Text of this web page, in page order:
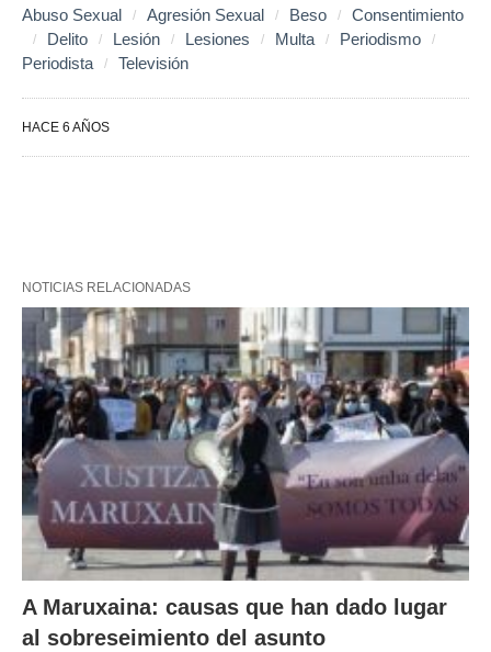
Abuso Sexual Agresión Sexual Beso
Consentimiento
Delito
Lesión Lesiones Multa
Periodismo
Periodista
Televisión
HACE 6 AÑOS
NOTICIAS RELACIONADAS
A Maruxaina: causas que han dado lugar
al sobreseimiento del asunto